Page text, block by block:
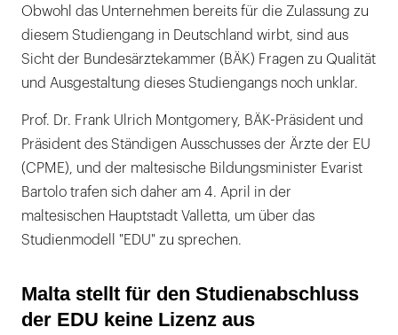
Obwohl das Unternehmen bereits für die Zulassung zu
diesem Studiengang in Deutschland wirbt, sind aus
Sicht der Bundesärztekammer (BÄK) Fragen zu Qualität
und Ausgestaltung dieses Studiengangs noch unklar.
Prof. Dr. Frank Ulrich Montgomery, BÄK-Präsident und
Präsident des Ständigen Ausschusses der Ärzte der EU
(CPME), und der maltesische Bildungsminister Evarist
Bartolo trafen sich daher am 4. April in der
maltesischen Hauptstadt Valletta, um über das
Studienmodell "EDU" zu sprechen.
Malta stellt für den Studienabschluss
der EDU keine Lizenz aus